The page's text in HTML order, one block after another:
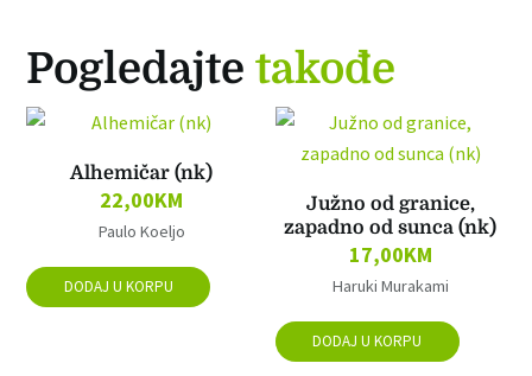
Pogledajtetakođe
Alhemičar (nk)
22,00KM
Paulo Koeljo
DODAJ U KORPU
Južno od granice,
zapadno od sunca (nk)
17,00KM
Haruki Murakami
DODAJ U KORPU